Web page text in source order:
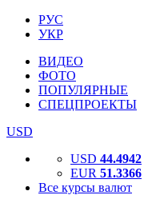
РУС
УКР
ВИДЕО
ФОТО
ПОПУЛЯРНЫЕ
СПЕЦПРОЕКТЫ
USD
USD 44.4942
EUR 51.3366
Все курсы валют